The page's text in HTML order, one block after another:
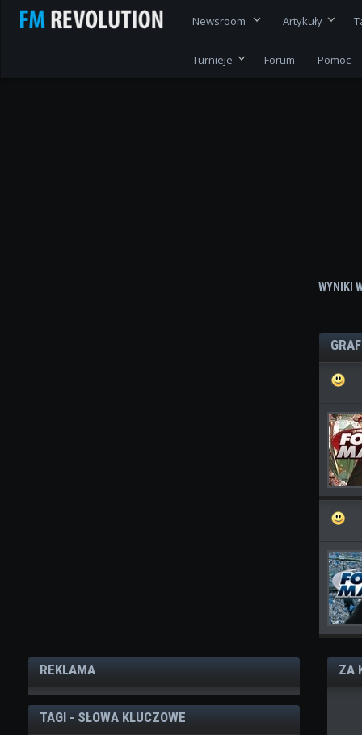
Newsroom Artykuły
Turnieje Forum Pomoc
WYNIKI
REKLAMA
TAGI - SŁOWA KLUCZOWE
ZA